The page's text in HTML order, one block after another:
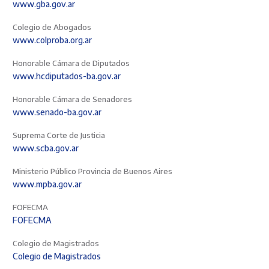
www.gba.gov.ar
Colegio de Abogados
www.colproba.org.ar
Honorable Cámara de Diputados
www.hcdiputados-ba.gov.ar
Honorable Cámara de Senadores
www.senado-ba.gov.ar
Suprema Corte de Justicia
www.scba.gov.ar
Ministerio Público Provincia de Buenos Aires
www.mpba.gov.ar
FOFECMA
FOFECMA
Colegio de Magistrados
Colegio de Magistrados